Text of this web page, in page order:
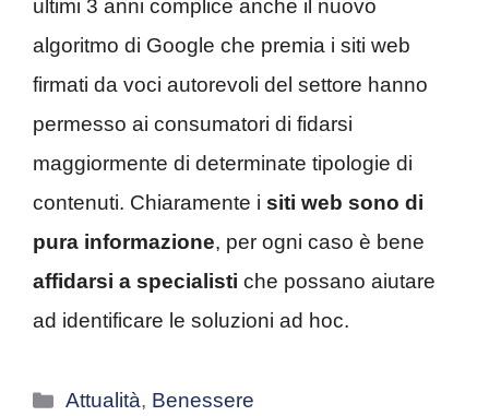
ultimi 3 anni complice anche il nuovo
algoritmo di Google che premia i siti web
firmati da voci autorevoli del settore hanno
permesso ai consumatori di fidarsi
maggiormente di determinate tipologie di
contenuti. Chiaramente i siti web sono di
pura informazione, per ogni caso è bene
affidarsi a specialisti che possano aiutare
ad identificare le soluzioni ad hoc.
Categorie
Attualità, Benessere